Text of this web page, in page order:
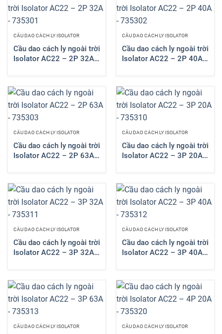
CẦU DAO CÁCH LY ISOLATOR
Cầu dao cách ly ngoài trời
Isolator AC22 – 2P 32A
CẦU DAO CÁCH LY ISOLATOR
Cầu dao cách ly ngoài trời
Isolator AC22 – 2P 40A
CẦU DAO CÁCH LY ISOLATOR
Cầu dao cách ly ngoài trời
Isolator AC22 – 2P 63A
CẦU DAO CÁCH LY ISOLATOR
Cầu dao cách ly ngoài trời
Isolator AC22 – 3P 20A
CẦU DAO CÁCH LY ISOLATOR
Cầu dao cách ly ngoài trời
Isolator AC22 – 3P 32A
CẦU DAO CÁCH LY ISOLATOR
Cầu dao cách ly ngoài trời
Isolator AC22 – 3P 40A
CẦU DAO CÁCH LY ISOLATOR CẦU DAO CÁCH LY ISOLATOR